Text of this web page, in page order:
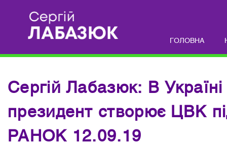
ГОЛОВНА
Сергій Лабазюк: В
президент створює ЦВК
РАНОК 12.09.19